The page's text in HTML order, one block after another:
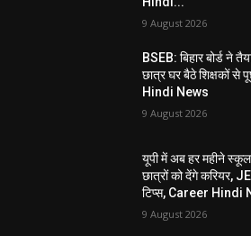
9 August 2026
BSEB: बिहार बोर्ड ने
छात्र घर बैठे शिक्षकों
Hindi News
9 August 2026
यूपी में अब हर महीने
छात्रों को देंगे करियर,
टिप्स, Career Hindi
9 August 2026